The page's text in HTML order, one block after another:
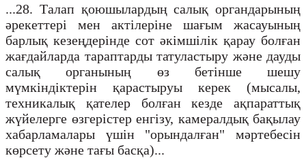
...28. Талап қоюшылардың салық органдарының
әрекеттері мен актілеріне шағым жасауының
барлық кезеңдерінде сот әкімшілік қарау болған
жағдайларда тараптарды татуластыру және дауды
салық органының өз бетінше шешу
мүмкіндіктерін қарастыруы керек (мысалы,
техникалық қателер болған кезде ақпараттық
жүйелерге өзгерістер енгізу, камералдық бақылау
хабарламалары үшін "орындалған" мәртебесін
көрсету және тағы басқа)...